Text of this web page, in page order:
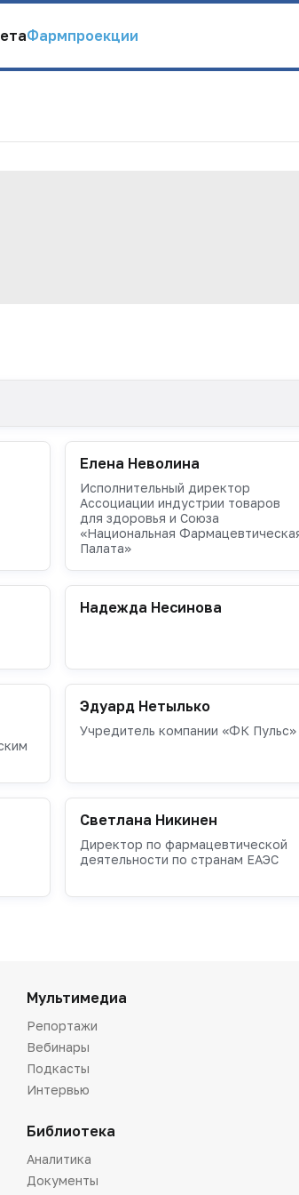
Фармпроекции
Елена Неволина
Исполнительный директор
Ассоциации индустрии товаров
для здоровья и Союза
«Национальная
Палата»
Надежда Несинова
Эдуард Нетылько
Учредитель компании «ФК Пульс»
Светлана Никинен
Директор по фармацевтической
деятельности по странам ЕАЭС
Мультимедиа
Репортажи
Вебинары
Подкасты
Интервью
Библиотека
Аналитика
Документы